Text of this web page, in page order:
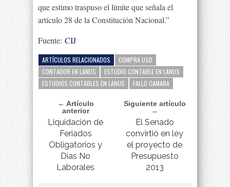
que estimo traspuso el límite que señala el
artículo 28 de la Constitución Nacional.”
Fuente: CIJ
ARTÍCULOS RELACIONADOS
COMPRA USD
CONTADOR EN LANUS
ESTUDIO CONTABLE EN LANUS
ESTUDIOS CONTABLES EN LANUS
FALLO CAMARA
← Artículo
anterior
Liquidación de
Feriados
Obligatorios y
Días No
Laborales
Siguiente artículo
→
El Senado
convirtió en ley
el proyecto de
Presupuesto
2013